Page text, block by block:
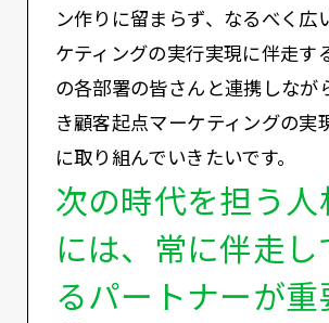
ン作りに留まらず、なるべく広
ケティングの実行実現に伴走す
の各部署の皆さんと連携しなが
き顧客起点マーケティングの実
に取り組んでいきたいです。
次の時代を担う人
には、常に伴走し
るパートナーが重